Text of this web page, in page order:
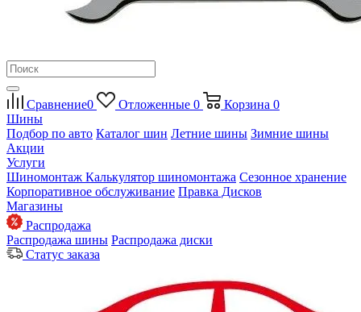
Сравнение0 Отложенные 0 Корзина 0
Шины
Подбор по авто Каталог шин Летние шины Зимние шины
Акции
Услуги
Шиномонтаж Калькулятор шиномонтажа Сезонное хранение
Корпоративное обслуживание Правка Дисков
Магазины
Распродажа
Распродажа шины Распродажа диски
Статус заказа